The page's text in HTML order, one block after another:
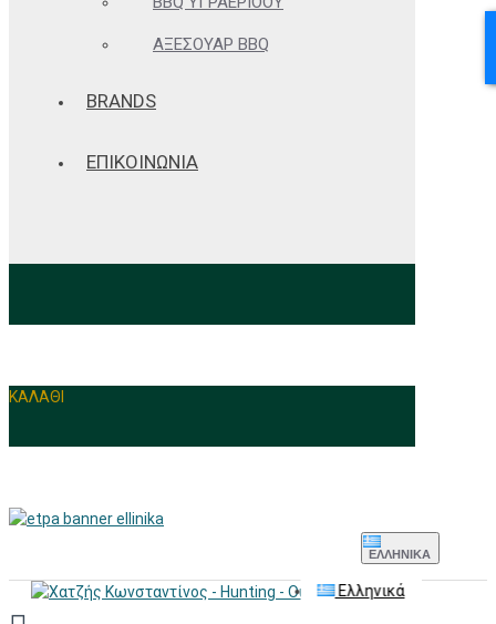
ΑΞΕΣΟΥΆΡ BBQ
BRANDS
ΕΠΙΚΟΙΝΩΝΙΑ
ΚΑΛΑΘΙ
ΕΛΛΗΝΙΚΆ
Ελληνικά